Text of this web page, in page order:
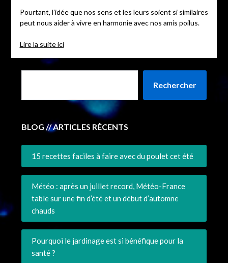
Pourtant, l’idée que nos sens et les leurs soient si similaires
peut nous aider à vivre en harmonie avec nos amis poilus.
Lire la suite ici
Rechercher
BLOG // ARTICLES RÉCENTS
15 recettes faciles à faire avec du poulet cet été
Météo : après un juillet record, Météo-France
table sur une fin d’été et un début d’automne
chauds
Pourquoi le jardinage est si bénéfique pour la
santé ?